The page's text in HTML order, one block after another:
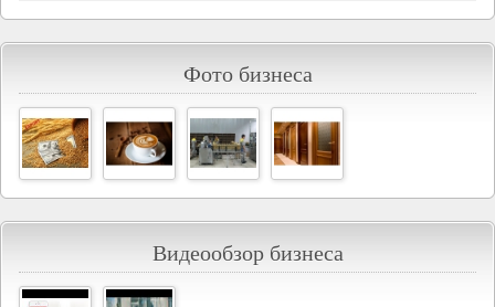
Фото бизнеса
Видеообзор бизнеса